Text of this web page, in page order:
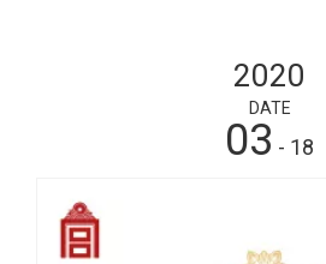
2020
DATE
03 - 18